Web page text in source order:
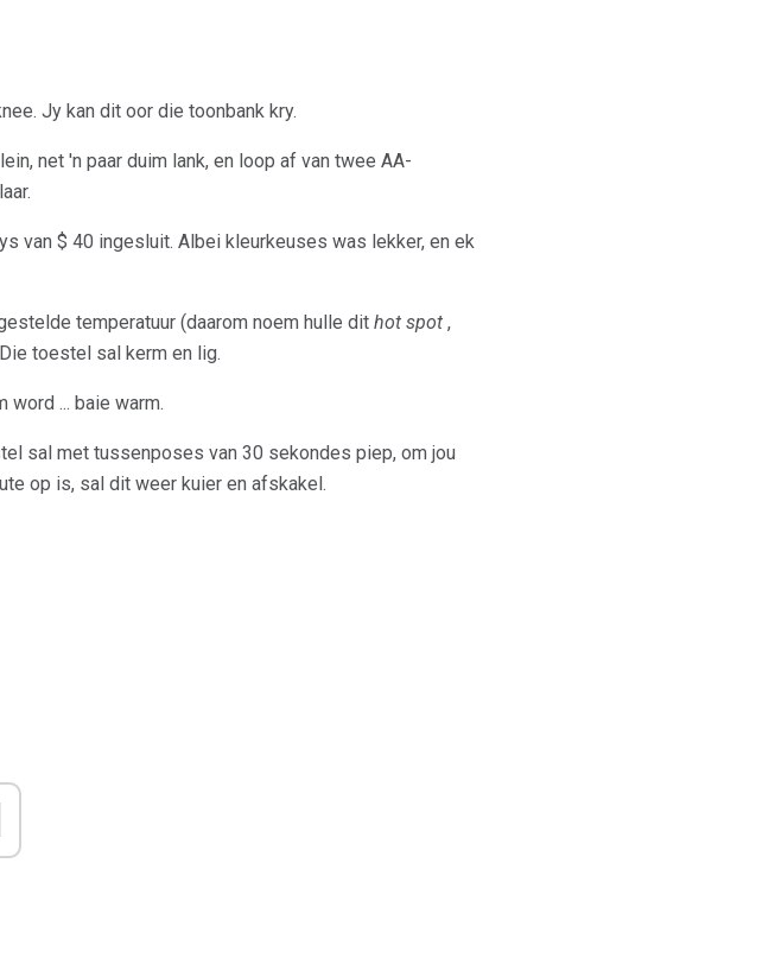
Jy kan dit oor die toonbank kry.
net 'n paar duim lank, en loop af van twee AA-
van $ 40 ingesluit. Albei kleurkeuses was lekker, en ek
temperatuur (daarom noem hulle dit hot spot ,
toestel sal kerm en lig.
word ... baie warm.
sal met tussenposes van 30 sekondes piep, om jou
op is, sal dit weer kuier en afskakel.